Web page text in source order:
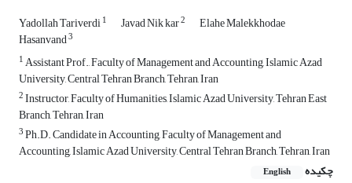
Yadollah Tariverdi1 Javad Nik kar2 Elahe Malekkhodae
Hasanvand3
1Assistant Prof., Faculty of Management and Accounting, Islamic Azad
University, Central Tehran Branch, Tehran, Iran
2Instructor, Faculty of Humanities, Islamic Azad University, Tehran East
Branch, Tehran, Iran
3Ph.D. Candidate in Accounting, Faculty of Management and
Accounting, Islamic Azad University, Central Tehran Branch, Tehran, Iran
چکیده
English